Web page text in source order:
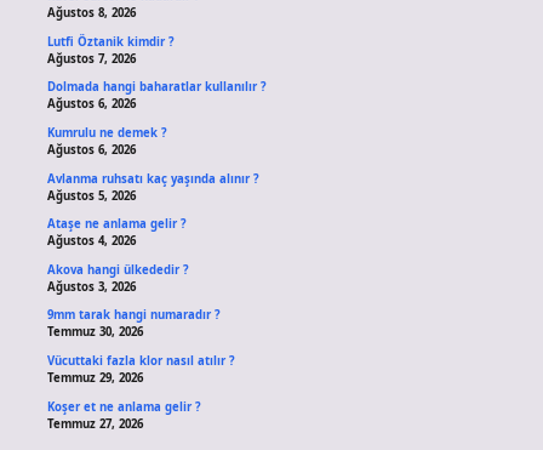
Ağustos 8, 2026
Lutfi Öztanik kimdir ?
Ağustos 7, 2026
Dolmada hangi baharatlar kullanılır ?
Ağustos 6, 2026
Kumrulu ne demek ?
Ağustos 6, 2026
Avlanma ruhsatı kaç yaşında alınır ?
Ağustos 5, 2026
Ataşe ne anlama gelir ?
Ağustos 4, 2026
Akova hangi ülkededir ?
Ağustos 3, 2026
9mm tarak hangi numaradır ?
Temmuz 30, 2026
Vücuttaki fazla klor nasıl atılır ?
Temmuz 29, 2026
Koşer et ne anlama gelir ?
Temmuz 27, 2026